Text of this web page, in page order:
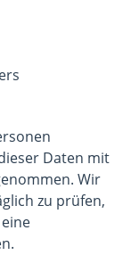
Daten mit
Wir
zu prüfen,